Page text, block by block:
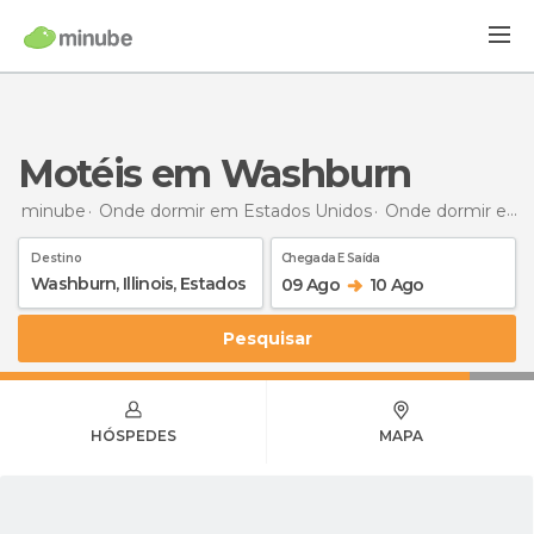
Motéis em Washburn
minube Onde dormir em Estados Unidos Onde dormir em Ilinóis
Destino Chegada E Saída
09 Ago 10 Ago
Pesquisar
HÓSPEDES MAPA